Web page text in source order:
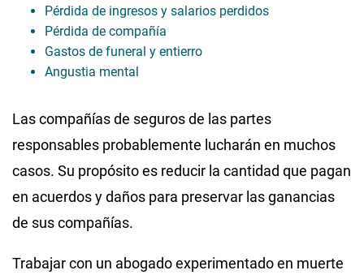
Pérdida de ingresos y salarios perdidos
Pérdida de compañía
Gastos de funeral y entierro
Angustia mental
Las compañías de seguros de las partes
responsables probablemente lucharán en muchos
casos. Su propósito es reducir la cantidad que pagan
en acuerdos y daños para preservar las ganancias
de sus compañías.
Trabajar con un abogado experimentado en muerte